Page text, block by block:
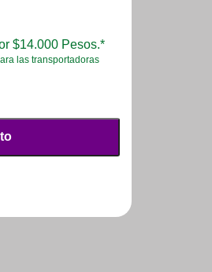
$14.000 Pesos.*
las transportadoras